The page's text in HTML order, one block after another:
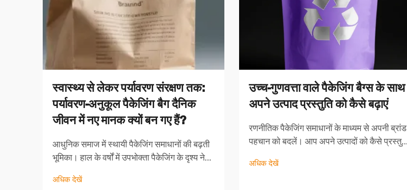
स्वास्थ्य से लेकर पर्यावरण संरक्षण तक:
पर्यावरण-अनुकूल पैकेजिंग बैग दैनिक
जीवन में नए मानक क्यों बन गए हैं?
आधुनिक समाज में स्थायी पैकेजिंग समाधानों की बढ़ती
भूमिका। हाल के वर्षों में उपभोक्ता पैकेजिंग के दृश्य ने
पैकेजिंग बैग्स स्थायी जीवन शैली के महत्वपूर्ण हिस्से के
अधिक देखें
उच्च-गुणवत्ता वाले पैकेजिंग बैग्स के साथ
अपने उत्पाद प्रस्तुति को कैसे बढ़ाएं
रणनीतिक पैकेजिंग समाधानों के माध्यम से अपनी ब्रांड
पहचान को बदलें। आप अपने उत्पादों को कैसे प्रस्तुत
प्रतिबद्धता के बारे में बहुत कुछ कहता है। आज के
अधिक देखें